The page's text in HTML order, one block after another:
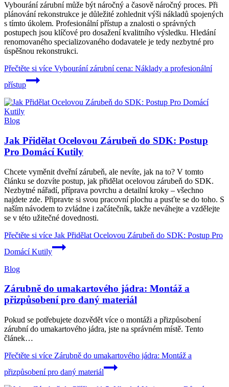
Vybourání zárubní může být náročný a časově náročný proces. Při
plánování rekonstrukce je důležité zohlednit výši nákladů spojených
s tímto úkolem. Profesionální přístup a znalosti o správných
postupech jsou klíčové pro dosažení kvalitního výsledku. Hledání
renomovaného specializovaného dodavatele je tedy nezbytné pro
úspěšnou rekonstrukci.
Přečtěte si více Vybourání zárubní cena: Náklady a profesionální
přístup
Blog
Jak Přidělat Ocelovou Zárubeň do SDK: Postup
Pro Domácí Kutily
Chcete vyměnit dveřní zárubeň, ale nevíte, jak na to? V tomto
článku se dozvíte postup, jak přidělat ocelovou zárubeň do SDK.
Nezbytné nářadí, příprava povrchu a detailní kroky – všechno
najdete zde. Připravte si svou pracovní plochu a pusťte se do toho. S
naším návodem to zvládne i začátečník, takže neváhejte a vzdělejte
se v této užitečné dovednosti.
Přečtěte si více Jak Přidělat Ocelovou Zárubeň do SDK: Postup Pro
Domácí Kutily
Blog
Zárubně do umakartového jádra: Montáž a
přizpůsobení pro daný materiál
Pokud se potřebujete dozvědět více o montáži a přizpůsobení
zárubní do umakartového jádra, jste na správném místě. Tento
článek…
Přečtěte si více Zárubně do umakartového jádra: Montáž a
přizpůsobení pro daný materiál